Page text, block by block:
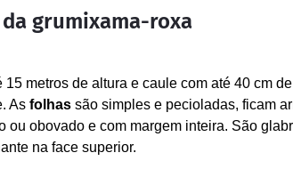
grumixama-roxa
15 metros de altura e caule com até 40 cm
As folhas são simples e pecioladas, ficam
ou obovado e com margem inteira. São
na face superior.